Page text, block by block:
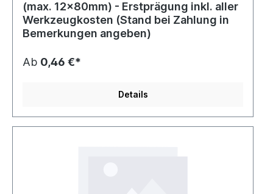
(max. 12x80mm) - Erstprägung inkl. aller
Werkzeugkosten (Stand bei Zahlung in
Bemerkungen angeben)
Ab 0,46 €*
Details